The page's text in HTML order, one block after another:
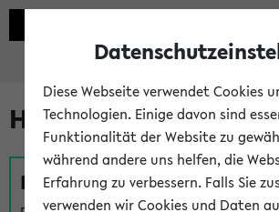
Hilfe & Kontakt
Fragen zu einzelnen
Diese Webseite verwendet Cookies
Technologien. Einige davon sind
Funktionalität der Website zu
während andere uns helfen, die
Erfahrung zu verbessern. Falls Sie
verwenden wir Cookies und Daten